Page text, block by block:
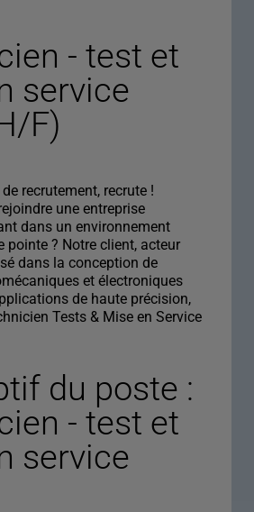
- test et
service
F)
recrutement, recrute !
une entreprise
dans un environnement
pointe ? Notre client, acteur
dans la conception de
et électroniques
de haute précision,
Tests & Mise en Service
du poste :
- test et
service